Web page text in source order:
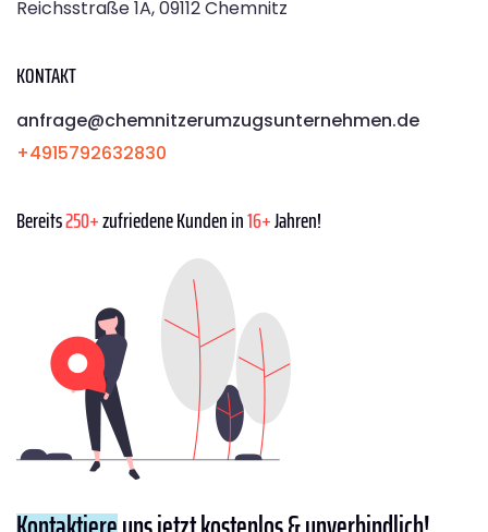
Reichsstraße 1A, 09112 Chemnitz
KONTAKT
anfrage@chemnitzerumzugsunternehmen.de
+4915792632830
Bereits250+zufriedene Kunden in16+Jahren!